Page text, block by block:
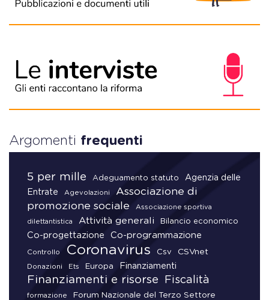
Argomenti frequenti
5 per mille Adeguamento statuto
Agenzia delle
Entrate
Agevolazioni
Associazione di
promozione sociale
Associazione sportiva
dilettantistica Attività generali Bilancio economico
Co-progettazione Co-programmazione
Controllo Coronavirus Csv CSVnet
Donazioni Ets Europa Finanziamenti
Finanziamenti e risorse Fiscalità
formazione Forum Nazionale del Terzo Settore